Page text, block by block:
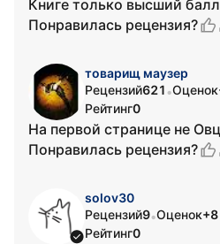
Книге только высший
Понравилась рецензия?
товарищ маузер
Рецензий621 •Оценок
Рейтинг0
На первой странице не
Понравилась рецензия?
solov30
Рецензий9•Оценок+8
Рейтинг0